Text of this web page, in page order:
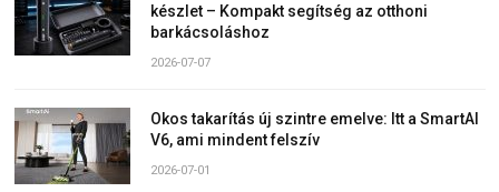
készlet – Kompakt segítség az otthoni
barkácsoláshoz
2026-07-07
Okos takarítás új szintre emelve: Itt a SmartAI
V6, ami mindent felszív
2026-07-01